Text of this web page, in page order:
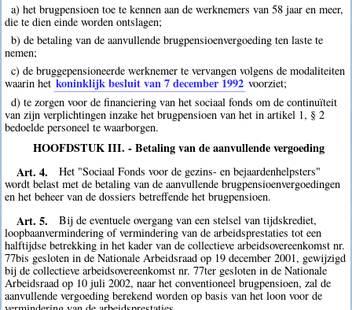
a) het brugpensioen toe te kennen aan de werknemers van 58 jaar en meer,
die te dien einde worden ontslagen;
b) de betaling van de aanvullende brugpensioenvergoeding ten laste te
nemen;
c) de bruggepensioneerde werknemer te vervangen volgens de modaliteiten
waarin het koninklijk besluit van 7 december 1992 voorziet;
d) te zorgen voor de financiering van het sociaal fonds om de continuïteit
van zijn verplichtingen inzake het brugpensioen van het in artikel 1, § 2
bedoelde personeel te waarborgen.
HOOFDSTUK III. - Betaling van de aanvullende vergoeding
Art. 4.
Het "Sociaal Fonds voor de gezins- en bejaardenhelpsters"
wordt belast met de betaling van de aanvullende brugpensioenvergoedingen
en het beheer van de dossiers betreffende het brugpensioen.
Art. 5.
Bij de eventuele overgang van een stelsel van tijdskrediet,
loopbaanvermindering of vermindering van de arbeidsprestaties tot een
halftijdse betrekking in het kader van de collectieve arbeidsovereenkomst nr.
77bis gesloten in de Nationale Arbeidsraad op 19 december 2001, gewijzigd
bij de collectieve arbeidsovereenkomst nr. 77ter gesloten in de Nationale
Arbeidsraad op 10 juli 2002, naar het conventioneel brugpensioen, zal de
aanvullende vergoeding berekend worden op basis van het loon voor de